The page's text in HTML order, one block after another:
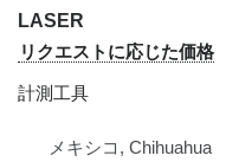
LASER
リクエストに応じた価格
計測工具
メキシコ, Chihuahua